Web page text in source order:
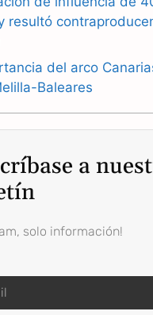
resultó
del arco
Baleares
a
solo información!